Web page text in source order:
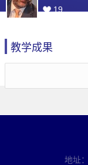
19
教学成果
地址